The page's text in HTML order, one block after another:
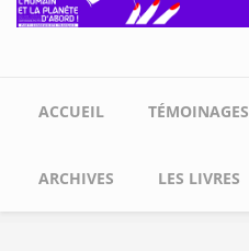
ACCUEIL TÉMOINAGES
ARCHIVES LES LIVRES